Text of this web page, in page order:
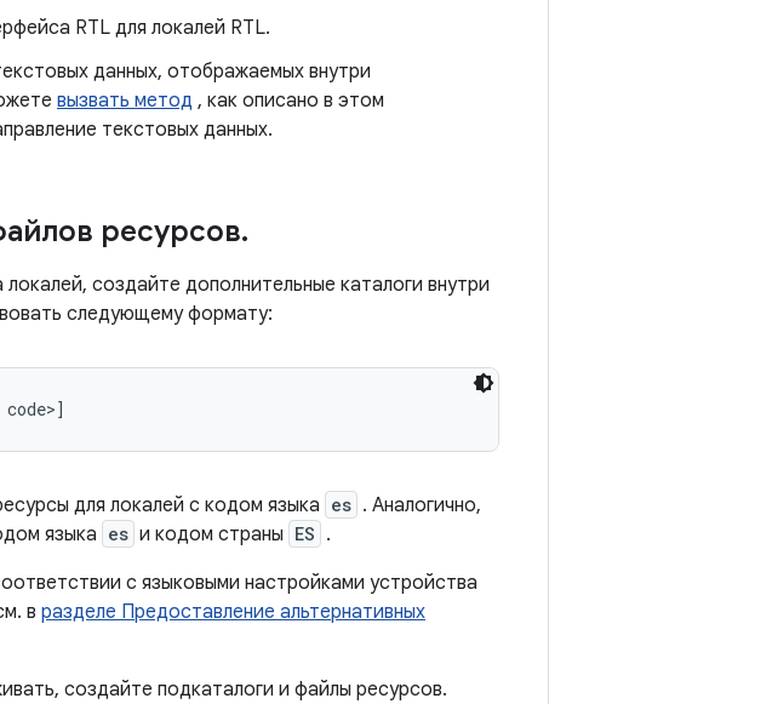
RTL для локалей RTL.
данных, отображаемых внутри
вызвать метод , как описано в этом
текстовых данных.
ресурсов.
создайте дополнительные каталоги внутри
следующему формату:
для локалей с кодом языка es . Аналогично,
языка es и кодом страны ES .
с языковыми настройками устройства
в разделе Предоставление альтернативных
создайте подкаталоги и файлы ресурсов.